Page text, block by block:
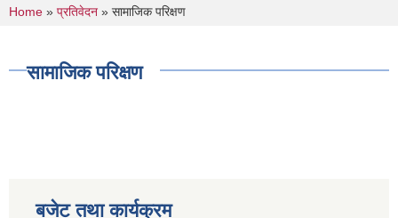
You are here
Home » प्रतिवेदन » सामाजिक परिक्षण
सामाजिक परिक्षण
बजेट तथा कार्यक्रम